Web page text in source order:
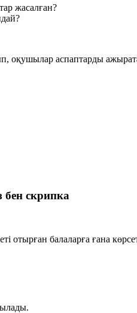
жасалған?
оқушылар аспаптарды
скрипка
отырған балаларға ғана